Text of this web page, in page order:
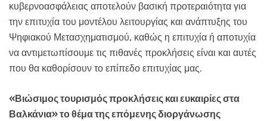
κυβερνοασφάλειας αποτελούν βασική προτεραιότητα για
την επιτυχία του μοντέλου λειτουργίας και ανάπτυξης του
Ψηφιακού Μετασχηματισμού, καθώς η επιτυχία ή αποτυχία
να αντιμετωπίσουμε τις πιθανές προκλήσεις είναι και αυτές
που θα καθορίσουν το επίπεδο επιτυχίας μας.
«Βιώσιμος τουρισμός προκλήσεις και ευκαιρίες στα
Βαλκάνια» το θέμα της επόμενης διοργάνωσης